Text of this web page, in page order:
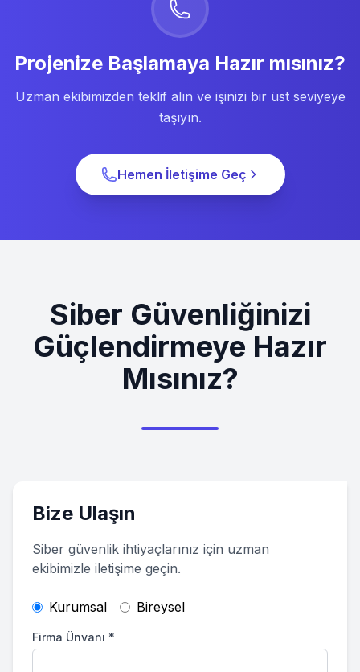
Projenize Başlamaya Hazır mısınız?
Uzman ekibimizden teklif alın ve işinizi bir üst seviyeye
taşıyın.
Hemen İletişime Geç
Siber Güvenliğinizi
Güçlendirmeye Hazır
Mısınız?
Bize Ulaşın
Siber güvenlik ihtiyaçlarınız için uzman
ekibimizle iletişime geçin.
Kurumsal Bireysel
Firma Ünvanı *